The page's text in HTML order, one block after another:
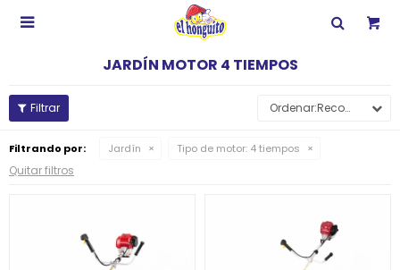

JARDÍN MOTOR 4 TIEMPOS
Recomendados
Filtrando por: Jardín Tipo de motor: 4 tiempos
Quitar filtros